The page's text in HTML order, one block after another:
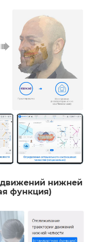
движений нижней
функция)